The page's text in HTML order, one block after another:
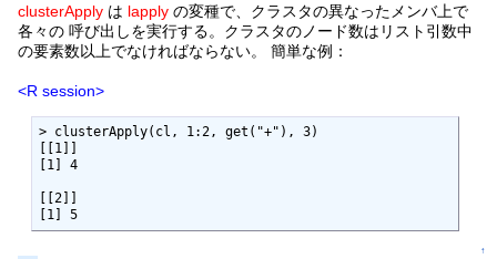
clusterApply は lapply の変種で、クラスタの異なったメンバ上で
各々の 呼び出しを実行する。クラスタのノード数はリスト引数中
の要素数以上でなければならない。 簡単な例：
<R session>
> clusterApply(cl, 1:2, get("+"), 3)
[[1]]
[1] 4
[[2]]
[1] 5
↑